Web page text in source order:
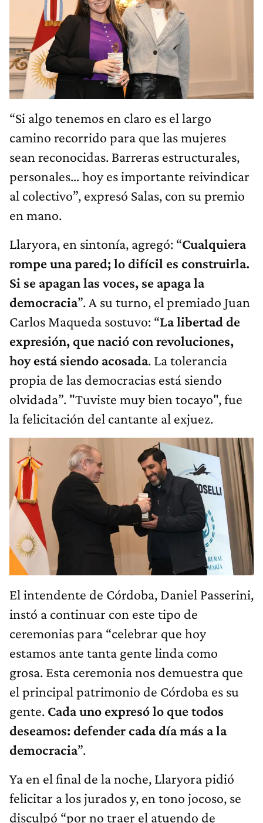
“Si algo tenemos en claro es el largo
camino recorrido para que las mujeres
sean reconocidas. Barreras estructurales,
personales… hoy es importante reivindicar
al colectivo”, expresó Salas, con su premio
en mano.
Llaryora, en sintonía, agregó: “Cualquiera
rompe una pared; lo difícil es construirla.
Si se apagan las voces, se apaga la
democracia”. A su turno, el premiado Juan
Carlos Maqueda sostuvo: “La libertad de
expresión, que nació con revoluciones,
hoy está siendo acosada. La tolerancia
propia de las democracias está siendo
olvidada”. "Tuviste muy bien tocayo", fue
la felicitación del cantante al exjuez.
El intendente de Córdoba, Daniel Passerini,
instó a continuar con este tipo de
ceremonias para “celebrar que hoy
estamos ante tanta gente linda como
grosa. Esta ceremonia nos demuestra que
el principal patrimonio de Córdoba es su
gente. Cada uno expresó lo que todos
deseamos: defender cada día más a la
democracia”.
Ya en el final de la noche, Llaryora pidió
felicitar a los jurados y, en tono jocoso, se
disculpó “por no traer el atuendo de